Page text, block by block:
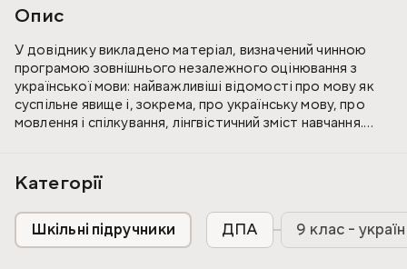
Опис
У довіднику викладено матеріал, визначений чинною
програмою зовнішнього незалежного оцінювання з
української мови: найважливіші відомості про мову як
суспільне явище і, зокрема, про українську мову, про
мовлення і спілкування, лінгвістичний зміст навчання.
для студентів та вчителів-словесників.
Категорії
Шкільні підручники ДПА 9 клас -